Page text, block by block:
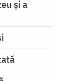
şi a